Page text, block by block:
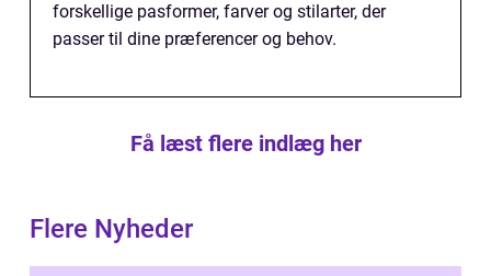
forskellige pasformer, farver og stilarter, der
passer til dine præferencer og behov.
Få læst flere indlæg her
Flere Nyheder